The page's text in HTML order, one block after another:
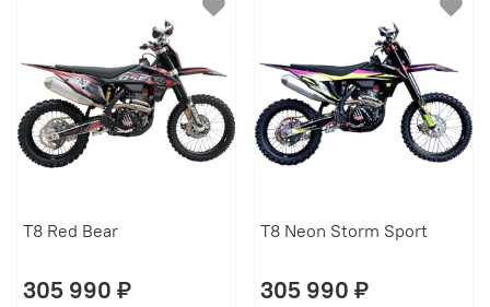
T8 Red Bear
305 990 ₽
T8 Neon Storm Sport
305 990 ₽